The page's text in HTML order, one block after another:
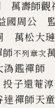
萬壽師觀
國周公
萬松大
不列章次
鑑禪師
子還菴
禪師天